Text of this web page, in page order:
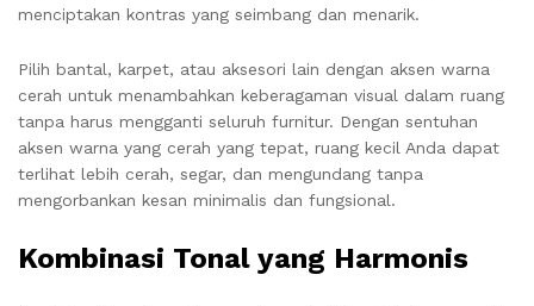
menciptakan kontras yang seimbang dan menarik.
Pilih bantal, karpet, atau aksesori lain dengan aksen warna
cerah untuk menambahkan keberagaman visual dalam ruang
tanpa harus mengganti seluruh furnitur. Dengan sentuhan
aksen warna yang cerah yang tepat, ruang kecil Anda dapat
terlihat lebih cerah, segar, dan mengundang tanpa
mengorbankan kesan minimalis dan fungsional.
Kombinasi Tonal yang Harmonis